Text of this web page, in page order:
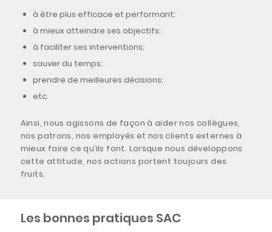
à être plus efficace et performant;
à mieux atteindre ses objectifs;
à faciliter ses interventions;
sauver du temps;
prendre de meilleures décisions;
etc.
Ainsi, nous agissons de façon à aider nos collègues,
nos patrons, nos employés et nos clients externes à
mieux faire ce qu’ils font. Lorsque nous développons
cette attitude, nos actions portent toujours des
fruits.
Les bonnes pratiques SAC